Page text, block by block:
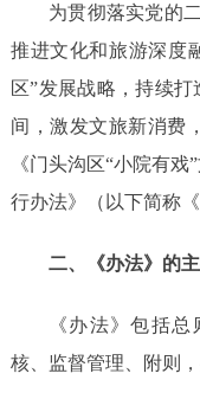
为贯彻落实党的
推进文化和旅游深度
区”发展战略，持续
间，激发文旅新消费
《门头沟区“小院有戏
行办法》（以下简称《
二、《办法》的
《办法》包括
核、监督管理、附则